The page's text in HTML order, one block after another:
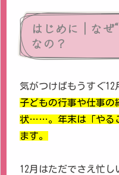
はじめに｜なぜ
なの？
気がつけばもうすぐ12
子どもの行事や仕事の
状……。年末は「やる
ます。
12月はただでさえ忙